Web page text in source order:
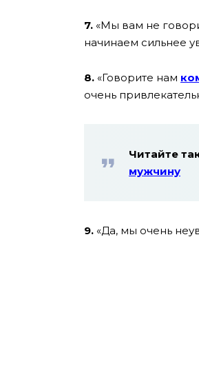
7. «Мы вам не
начинаем сильнее
8. «Говорите нам
очень
Читайте
мужчину
9. «Да, мы очень